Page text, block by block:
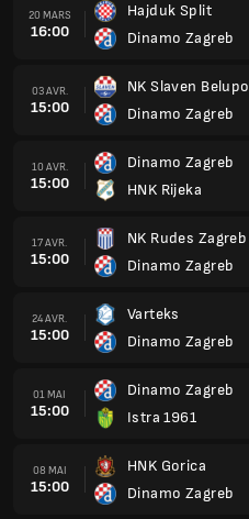
20 MARS
16:00
Hajduk Split
Dinamo Zagreb
03 AVR.
15:00
NK Slaven Belupo
Dinamo Zagreb
10 AVR.
15:00
Dinamo Zagreb
HNK Rijeka
17 AVR.
15:00
NK Rudes Zagreb
Dinamo Zagreb
24 AVR.
15:00
Varteks
Dinamo Zagreb
01 MAI
15:00
Dinamo Zagreb
Istra 1961
08 MAI
15:00
HNK Gorica
Dinamo Zagreb